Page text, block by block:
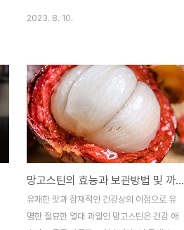
가득 찬 영양 강국입니다. 달걀 하나에는 단
백질, 비타민 B12, 리보플라빈, 셀레늄 등 다
양한 양의 필수 영양소가 들어 있습니다. 계
란 섭취의 건강상의 이점 단백질 섭취 증가
단백질은 근육 회복과 성장에 중요합니다. 계
란은 신체에 필요한 9가지 필수 아미노산을
모두 포함하는 완벽한 단백질 공급원입니다.
근력 강화 계란의 단백질 함량은 근육량의 발
달과 유지에 도움이 되므로 운동선수와 피트
2023. 8. 10.
망고스틴의 효능과 보관방법 및 까는법
유쾌한 맛과 잠재적인 건강상의 이점으로 유
명한 절묘한 열대 과일인 망고스틴은 건강 애